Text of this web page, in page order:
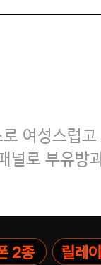
여성스럽
널로 부유방